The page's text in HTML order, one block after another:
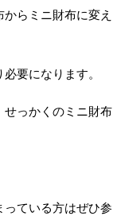
らミニ財布に変え
要になります。
っかくのミニ財布
ている方はぜひ参